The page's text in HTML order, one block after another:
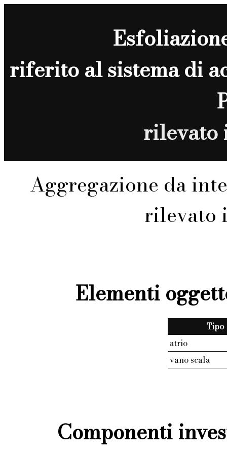
riferito al sistema di
rilevato
Aggregazione da
rilevato
Elementi
Tipo
atrio
vano scala
Componenti